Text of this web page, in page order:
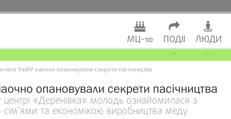
МЦ-10 ПОДІЇ ЛЮДИ
УжНУ наочно опановували секрети пасічництва
опановували секрети пасічництва
«Деренівка» молодь ознайомилася з
сім’ями та економікою виробництва меду